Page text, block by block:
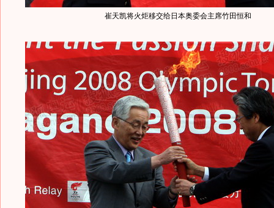
崔天凯将火炬移交给日本奥委会主席竹田恒和